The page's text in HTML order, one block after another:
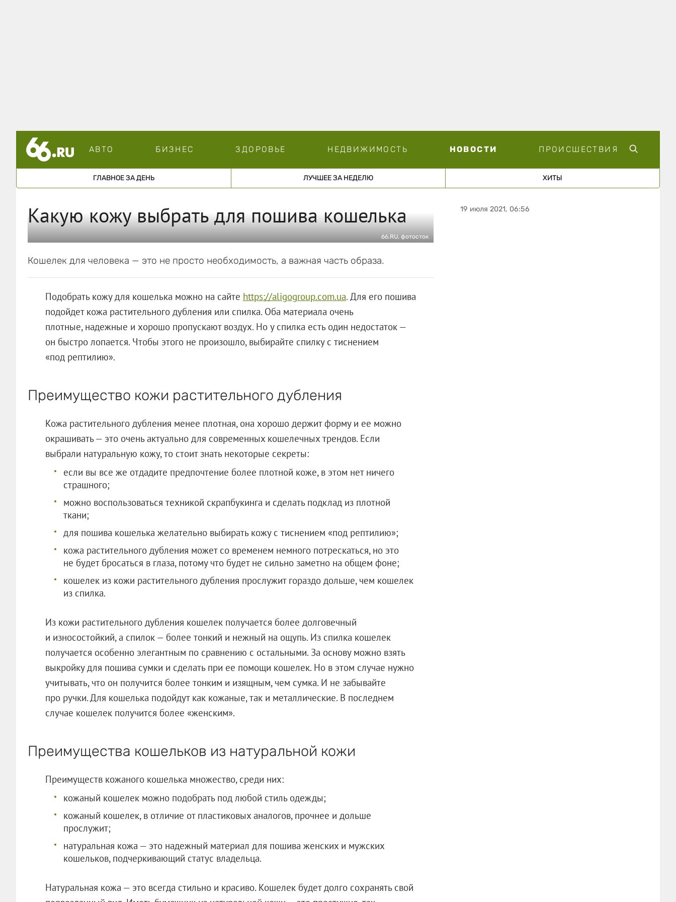
АВТО БИЗНЕС ЗДОРОВЬЕ НЕДВИЖИМОСТЬ НОВОСТИ ПРОИСШЕСТВИЯ
ГЛАВНОЕ ЗА ДЕНЬ ЛУЧШЕЕ ЗА НЕДЕЛЮ ХИТЫ
Какую кожу выбрать для пошива кошелька
66.RU, фотосток
Кошелек для человека — это не просто необходимость, а важная часть образа.
Подобрать кожу для кошелька можно на сайте https://aligogroup.com.ua. Для его пошива
подойдет кожа растительного дубления или спилка. Оба материала очень
плотные, надежные и хорошо пропускают воздух. Но у спилка есть один недостаток —
он быстро лопается. Чтобы этого не произошло, выбирайте спилку с тиснением
«под рептилию».
Преимущество кожи растительного дубления
Кожа растительного дубления менее плотная, она хорошо держит форму и ее можно
окрашивать — это очень актуально для современных кошелечных трендов. Если
выбрали натуральную кожу, то стоит знать некоторые секреты:
если вы все же отдадите предпочтение более плотной коже, в этом нет ничего
страшного;
можно воспользоваться техникой скрапбукинга и сделать подклад из плотной
ткани;
для пошива кошелька желательно выбирать кожу с тиснением «под рептилию»;
кожа растительного дубления может со временем немного потрескаться, но это
не будет бросаться в глаза, потому что будет не сильно заметно на общем фоне;
кошелек из кожи растительного дубления прослужит гораздо дольше, чем кошелек
из спилка.
Из кожи растительного дубления кошелек получается более долговечный
и износостойкий, а спилок — более тонкий и нежный на ощупь. Из спилка кошелек
получается особенно элегантным по сравнению с остальными. За основу можно взять
выкройку для пошива сумки и сделать при ее помощи кошелек. Но в этом случае нужно
учитывать, что он получится более тонким и изящным, чем сумка. И не забывайте
про ручки. Для кошелька подойдут как кожаные, так и металлические. В последнем
случае кошелек получится более «женским».
Преимущества кошельков из натуральной кожи
Преимуществ кожаного кошелька множество, среди них:
кожаный кошелек можно подобрать под любой стиль одежды;
кожаный кошелек, в отличие от пластиковых аналогов, прочнее и дольше
прослужит;
натуральная кожа — это надежный материал для пошива женских и мужских
кошельков, подчеркивающий статус владельца.
Натуральная кожа — это всегда стильно и красиво. Кошелек будет долго сохранять свой
19 июля 2021, 06:56